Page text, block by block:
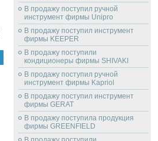
В продажу поступил ручной
инструмент фирмы Unipro
В продажу поступил инструмент
фирмы KEEPER
В продажу поступили
кондиционеры фирмы SHIVAKI
В продажу поступил ручной
инструмент фирмы Kapriol
В продажу поступил инструмент
фирмы GERAT
В продажу поступила продукция
фирмы GREENFIELD